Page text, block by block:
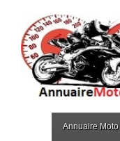
Annuaire Moto